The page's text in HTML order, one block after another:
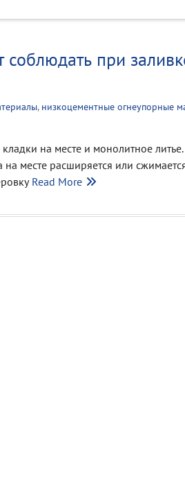
при
, низкоцементные огнеупорные
кладки на месте и монолитное
месте расширяется или
Read More